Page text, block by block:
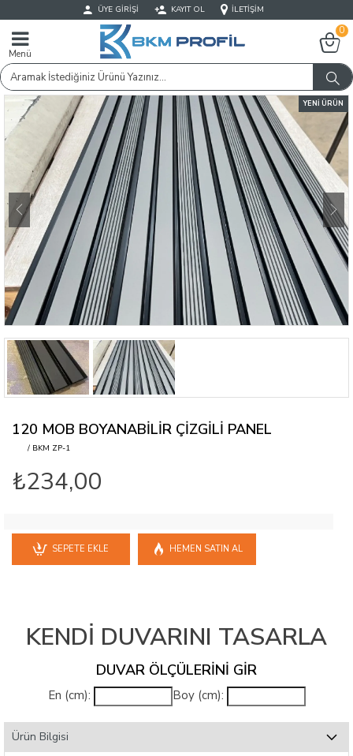
ÜYE GIRIŞI KAYIT OL İLETIŞIM
Menü
0
YENI ÜRÜN
120 MOB BOYANABİLİR ÇİZGİLİ PANEL
/ BKM ZP-1
₺234,00
SEPETE EKLE HEMEN SATIN AL
KENDİ DUVARINI TASARLA
DUVAR ÖLÇÜLERINI GIR
En (cm): Boy (cm):
Ürün Bilgisi